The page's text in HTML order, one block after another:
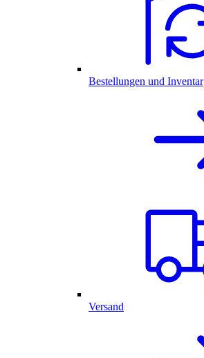
Bestellungen und Inventar
Versand